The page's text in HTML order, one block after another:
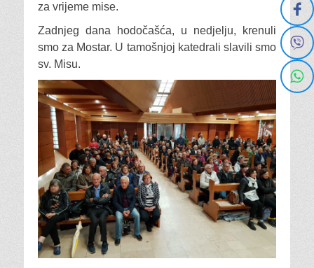
za vrijeme mise.
Zadnjeg dana hodočašća, u nedjelju, krenuli
smo za Mostar. U tamošnjoj katedrali slavili smo
sv. Misu.